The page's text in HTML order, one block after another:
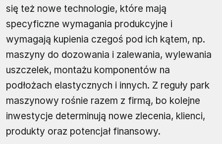
się też nowe technologie, które mają
specyficzne wymagania produkcyjne i
wymagają kupienia czegoś pod ich kątem, np.
maszyny do dozowania i zalewania, wylewania
uszczelek, montażu komponentów na
podłożach elastycznych i innych. Z reguły park
maszynowy rośnie razem z firmą, bo kolejne
inwestycje determinują nowe zlecenia, klienci,
produkty oraz potencjał finansowy.